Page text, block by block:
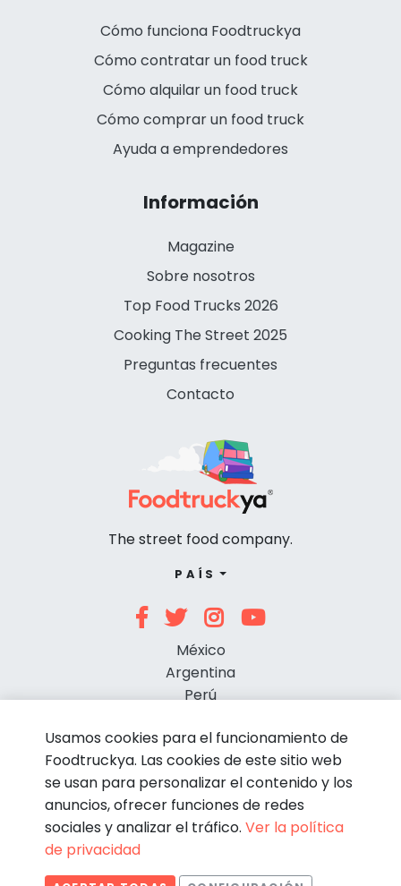
Cómo funciona Foodtruckya
Cómo contratar un food truck
Cómo alquilar un food truck
Cómo comprar un food truck
Ayuda a emprendedores
Información
Magazine
Sobre nosotros
Top Food Trucks 2026
Cooking The Street 2025
Preguntas frecuentes
Contacto
The street food company.
PAÍS
México
Argentina
Perú
© Foodtruckya 2026
Usamos cookies para el funcionamiento de
Foodtruckya. Las cookies de este sitio web
se usan para personalizar el contenido y los
anuncios, ofrecer funciones de redes
sociales y analizar el tráfico. Ver la política
de privacidad